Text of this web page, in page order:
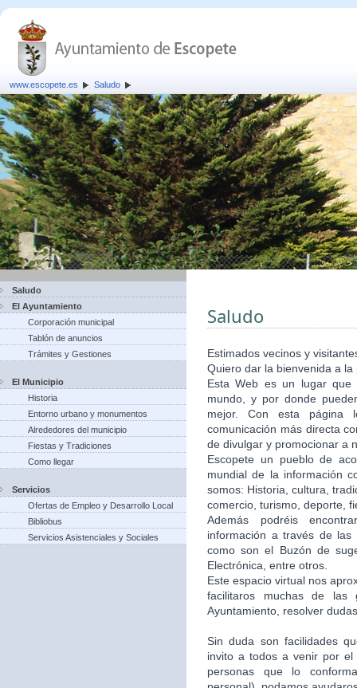
www.escopete.es Saludo
Saludo
El Ayuntamiento
Corporación municipal
Tablón de anuncios
Trámites y Gestiones
El Municipio
Historia
Entorno urbano y monumentos
Alrededores del municipio
Fiestas y Tradiciones
Como llegar
Servicios
Ofertas de Empleo y Desarrollo Local
Bibliobus
Servicios Asistenciales y Sociales
Saludo
Estimados vecinos y
Quiero dar la bienvenida a
Esta Web es un lugar
mundo, y por donde
mejor. Con esta página
comunicación más directa
de divulgar y promocionar a
Escopete un pueblo de
mundial de la información
somos: Historia, cultura,
comercio, turismo, deporte,
Además podréis
información a través de
como son el Buzón de
Electrónica, entre otros.
Este espacio virtual nos
facilitaros muchas de
Ayuntamiento, resolver
Sin duda son facilidades
invito a todos a venir por
personas que lo